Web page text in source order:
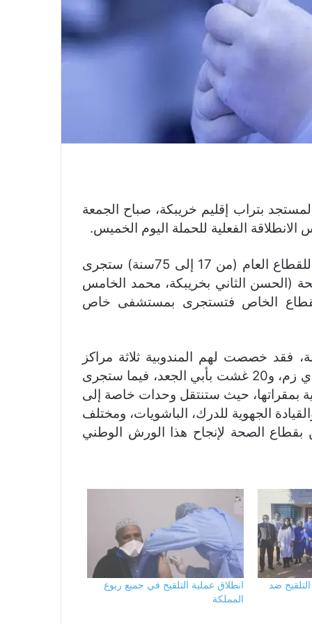
بتراب إقليم خريبكة، صباح الجمعة
وذكرت مصادر “جديد24” أن عملية التلقيح بالنسبة للقطاع العام (من 17 إلى 75سنة) ستجرى
(الحسن الثاني بخريبكة، محمد الخامس
الخاص فتستجرى بمستشفى خاص
الأشخاص الذين تتجاوز أعمارهم 75 سنة، فقد خصصت لهم المندوبية ثلاثة مراكز
صحية وهي مستوصف ياسمينة بخريبكة، والفتح بوادي زم، و20 غشت بأبي الجعد، فيما ستجرى
بمقراتها، حيث ستنتقل وحدات خاصة إلى
الجهوية للدرك، الباشويات، ومختلف
بقطاع الصحة لإنجاح هذا الورش الوطني
ضد
انطلاق عملية التلقيح في جميع ربوع
المملكة